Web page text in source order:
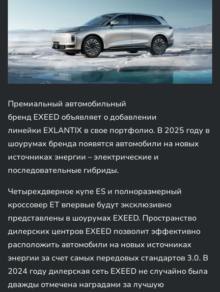
Премиальный автомобильный
бренд EXEED объявляет о добавлении
линейки EXLANTIX в свое портфолио. В 2025 году в
шоурумах бренда появятся автомобили на новых
источниках энергии – электрические и
последовательные гибриды.
Четырехдверное купе ES и полноразмерный
кроссовер ET впервые будут эксклюзивно
представлены в шоурумах EXEED. Пространство
дилерских центров EXEED позволит эффективно
расположить автомобили на новых источниках
энергии за счет самых передовых стандартов 3.0. В
2024 году дилерская сеть EXEED не случайно была
дважды отмечена наградами за лучшую